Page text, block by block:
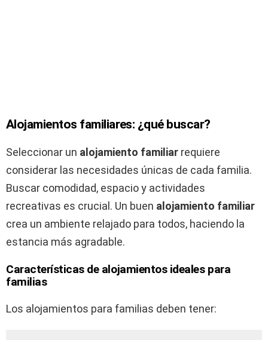
Alojamientos familiares: ¿qué buscar?
Seleccionar un alojamiento familiar requiere
considerar las necesidades únicas de cada familia.
Buscar comodidad, espacio y actividades
recreativas es crucial. Un buen alojamiento familiar
crea un ambiente relajado para todos, haciendo la
estancia más agradable.
Características de alojamientos ideales para
familias
Los alojamientos para familias deben tener: